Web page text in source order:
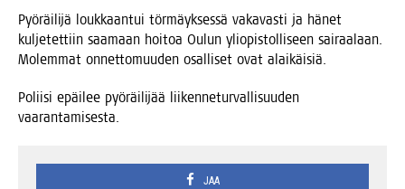
Pyö­räi­li­jä louk­kaan­tui tör­mäyk­ses­sä vaka­vas­ti ja hänet
kul­je­tet­tiin saa­maan hoi­toa Oulun yli­opis­tol­li­seen sai­raa­laan.
Molem­mat onnet­to­muu­den osal­li­set ovat alaikäisiä.
Polii­si epäi­lee pyö­räi­li­jää lii­ken­ne­tur­val­li­suu­den
vaarantamisesta.
JAA